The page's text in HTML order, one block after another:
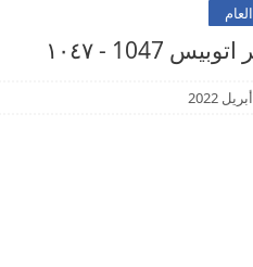
1047 - ١٠٤٧